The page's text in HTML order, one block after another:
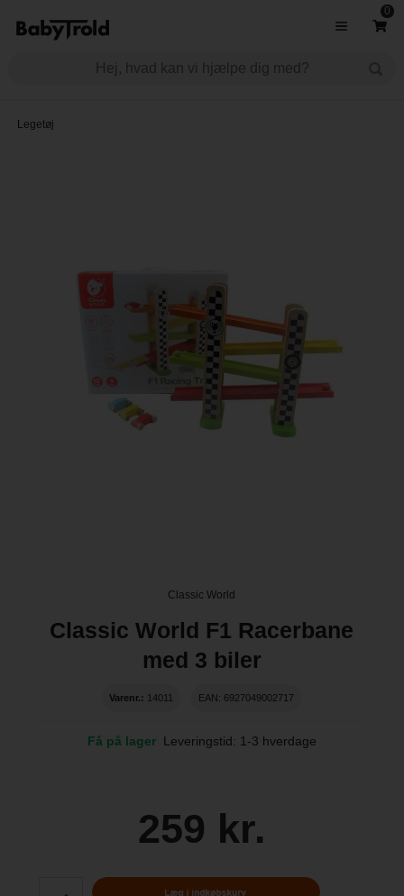
0
Legetøj
Classic World
Classic World F1 Racerbane
med 3 biler
Varenr.: 14011 EAN: 6927049002717
Få på lager Leveringstid: 1-3 hverdage
259 kr.